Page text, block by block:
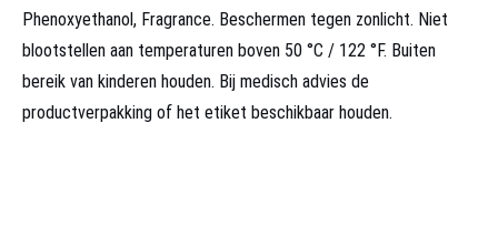
Phenoxyethanol, Fragrance. Beschermen tegen zonlicht. Niet
blootstellen aan temperaturen boven 50 °C / 122 °F. Buiten
bereik van kinderen houden. Bij medisch advies de
productverpakking of het etiket beschikbaar houden.